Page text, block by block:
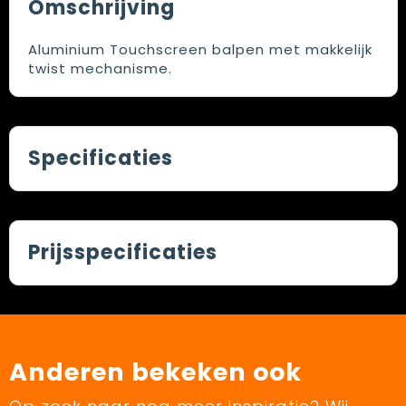
Omschrijving
Aluminium Touchscreen balpen met makkelijk
twist mechanisme.
Specificaties
Prijsspecificaties
Anderen bekeken ook